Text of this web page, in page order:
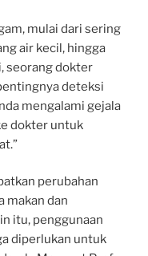
mulai dari sering
air kecil, hingga
seorang dokter
deteksi
mengalami gejala
dokter untuk
perubahan
makan dan
itu, penggunaan
diperlukan untuk